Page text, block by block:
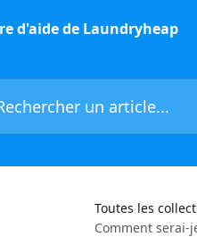
un article...
Toutes les
Comment